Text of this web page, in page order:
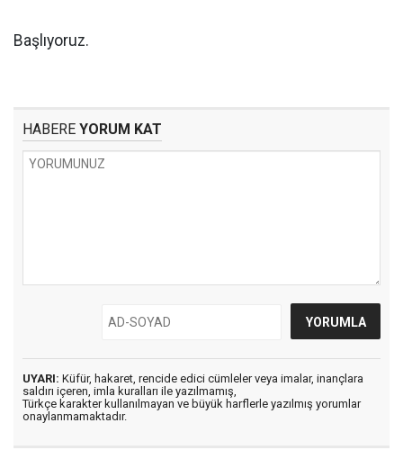
Başlıyoruz.
HABERE YORUM KAT
UYARI: Küfür, hakaret, rencide edici cümleler veya imalar, inançlara
saldırı içeren, imla kuralları ile yazılmamış,
Türkçe karakter kullanılmayan ve büyük harflerle yazılmış yorumlar
onaylanmamaktadır.